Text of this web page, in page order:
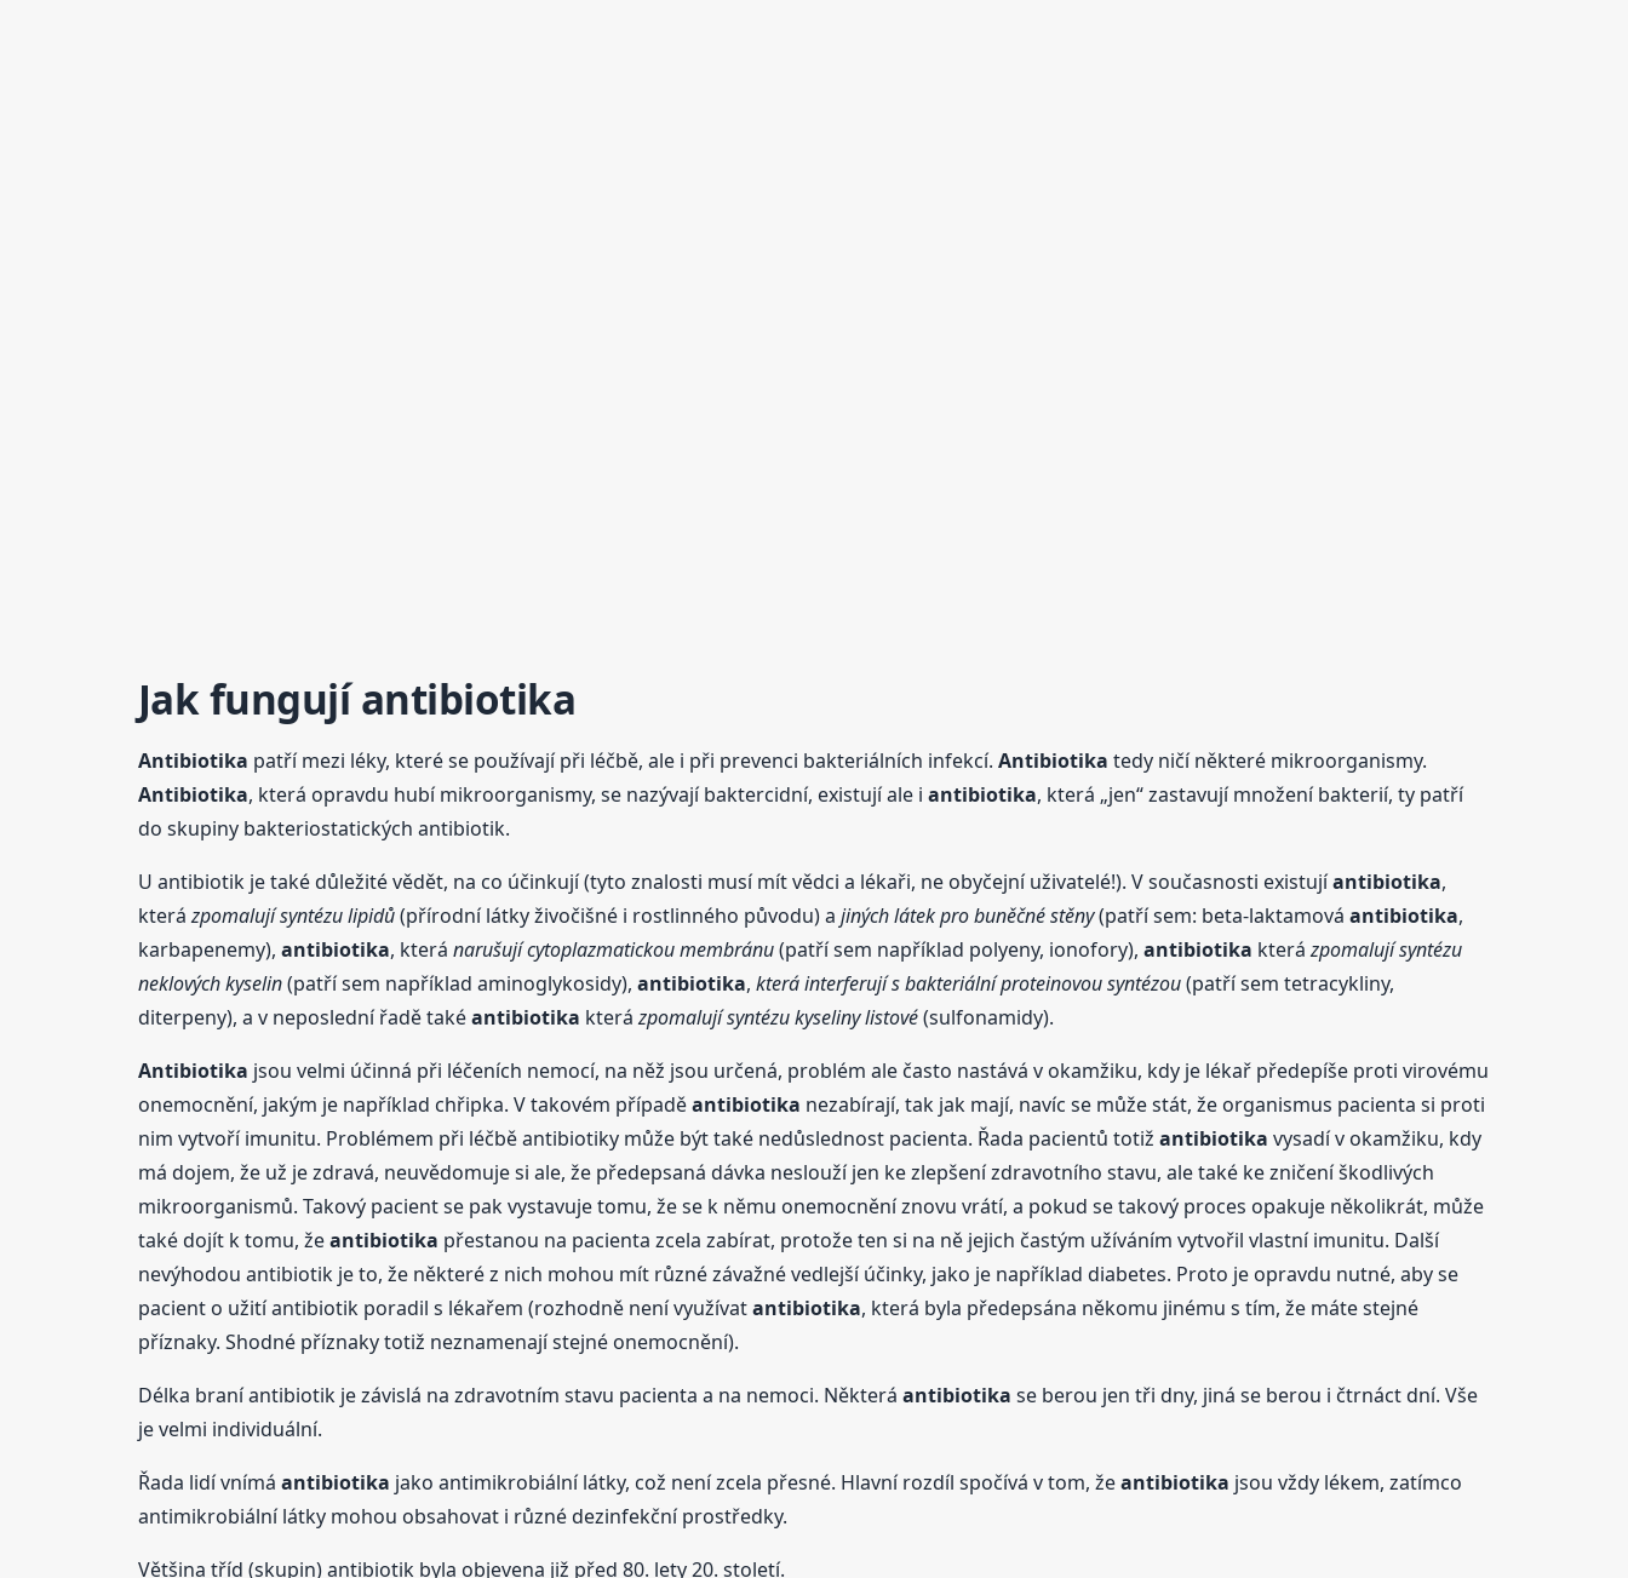
Jak fungujíantibiotika
Antibiotika patří mezi léky, které se používají při léčbě, ale i při prevenci bakteriálních infekcí. Antibiotika tedy ničí některé mikroorganismy.
Antibiotika, která opravdu hubí mikroorganismy, se nazývají baktercidní, existují ale i antibiotika, která „jen“ zastavují množení bakterií, ty patří
do skupiny bakteriostatických antibiotik.
U antibiotik je také důležité vědět, na co účinkují (tyto znalosti musí mít vědci a lékaři, ne obyčejní uživatelé!). V současnosti existujíantibiotika,
kterázpomalují syntézu lipidů(přírodní látky živočišné i rostlinného původu) a jiných látek pro buněčné stěny(patří sem: beta-laktamová antibiotika,
karbapenemy), antibiotika, která narušují cytoplazmatickou membránu(patří sem například polyeny, ionofory), antibiotika kterázpomalují syntézu
neklových kyselin(patří sem například aminoglykosidy), antibiotika, která interferují s bakteriální proteinovou syntézou(patří sem tetracykliny,
diterpeny), a v neposlední řadě takéantibiotika kterázpomalují syntézu kyseliny listové(sulfonamidy).
Antibiotika jsou velmi účinná při léčeních nemocí, na něž jsou určená, problém ale často nastává v okamžiku, kdy je lékař předepíše proti virovému
onemocnění, jakým je například chřipka. V takovém případěantibiotika nezabírají, tak jak mají, navíc se může stát, že organismus pacienta si proti
nim vytvoří imunitu. Problémem při léčbě antibiotiky může být také nedůslednost pacienta. Řada pacientů totiž antibiotika vysadí v okamžiku, kdy
má dojem, že už je zdravá, neuvědomuje si ale, že předepsaná dávka neslouží jen ke zlepšení zdravotního stavu, ale také ke zničení škodlivých
mikroorganismů. Takový pacient se pak vystavuje tomu, že se k němu onemocnění znovu vrátí, a pokud se takový proces opakuje několikrát, může
také dojít k tomu, žeantibiotika přestanou na pacienta zcela zabírat, protože ten si na ně jejich častým užíváním vytvořil vlastní imunitu. Další
nevýhodou antibiotik je to, že některé z nich mohou mít různé závažné vedlejší účinky, jako je například diabetes. Proto je opravdu nutné, aby se
pacient o užití antibiotik poradil s lékařem (rozhodně není využívatantibiotika, která byla předepsána někomu jinému s tím, že máte stejné
příznaky. Shodné příznaky totiž neznamenají stejné onemocnění).
Délka braní antibiotik je závislá na zdravotním stavu pacienta a na nemoci. Některá antibiotika se berou jen tři dny, jiná se berou i čtrnáct dní. Vše
je velmi individuální.
Řada lidí vnímá antibiotika jako antimikrobiální látky, což není zcela přesné. Hlavní rozdíl spočívá v tom, žeantibiotika jsou vždy lékem, zatímco
antimikrobiální látky mohou obsahovat i různé dezinfekční prostředky.
Většina tříd (skupin) antibiotik byla objevena již před 80. lety 20. století.